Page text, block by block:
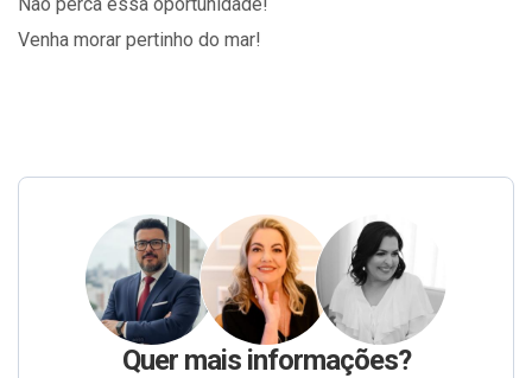
Venha morar pertinho do mar!
Quer mais informações?